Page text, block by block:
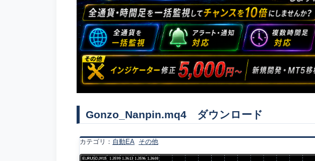
Gonzo_Nanpin.mq4 ダウンロード
カテゴリ： 自動EA その他